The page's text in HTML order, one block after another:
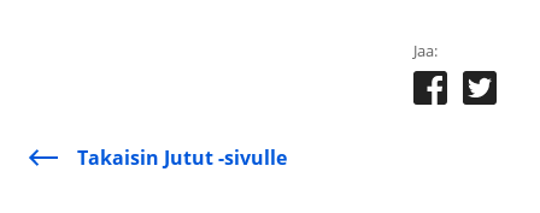
Jaa:
Takaisin Jutut -sivulle